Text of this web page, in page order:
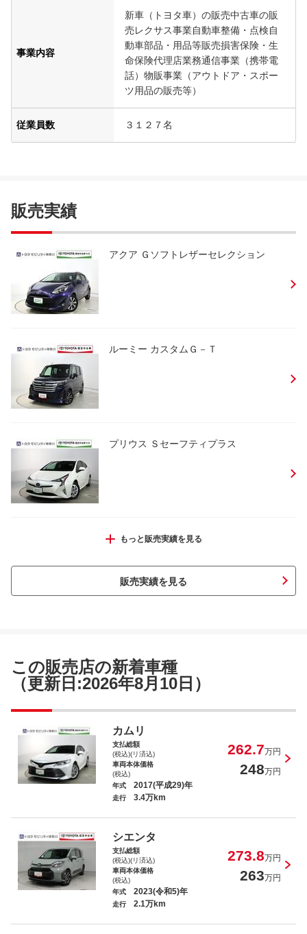
事業内容
新車（トヨタ車）の販売中古車の販
売レクサス事業自動車整備・点検自
動車部品・用品等販売損害保険・生
命保険代理店業務通信事業（携帯電
話）物販事業（アウトドア・スポー
ツ用品の販売等）
従業員数 ３１２７名
販売実績
アクア Ｇソフトレザーセレクション
ルーミー カスタムＧ－Ｔ
プリウス Ｓセーフティプラス
シエンタ Ｚ
シエンタ Ｇ セーフティーエディショ
ンＩＩ
もっと販売実績を見る
販売実績を見る
この販売店の新着車種
（更新日:2026年8月10日）
カムリ
支払総額
(税込)(リ済込)
262.7万円
車両本体価格
(税込)
248万円
年式 2017(平成29)年
走行 3.4万km
シエンタ
支払総額
(税込)(リ済込)
273.8万円
車両本体価格
(税込)
263万円
年式 2023(令和5)年
走行 2.1万km